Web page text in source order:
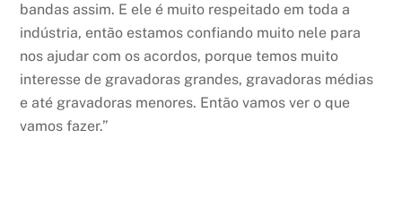
bandas assim. E ele é muito respeitado em toda a
indústria, então estamos confiando muito nele para
nos ajudar com os acordos, porque temos muito
interesse de gravadoras grandes, gravadoras médias
e até gravadoras menores. Então vamos ver o que
vamos fazer.”